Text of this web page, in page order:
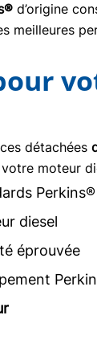
d’origine
meilleures
détachées
moteur
Perkins®
diesel
éprouvée